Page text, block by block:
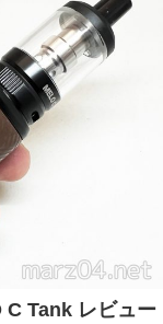
Tank レビュー